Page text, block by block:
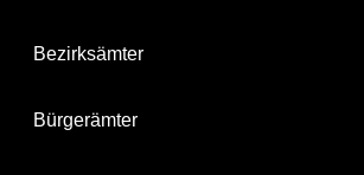
Bezirksämter
Bürgerämter